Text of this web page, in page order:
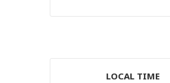
LOCAL TIME